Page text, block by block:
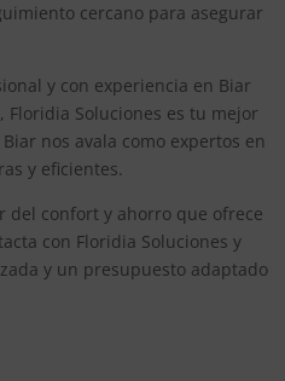
cercano para asegurar
y con experiencia en Biar
Soluciones es tu mejor
nos avala como expertos en
y eficientes.
del confort y ahorro que ofrece
con Floridia Soluciones y
y un presupuesto adaptado